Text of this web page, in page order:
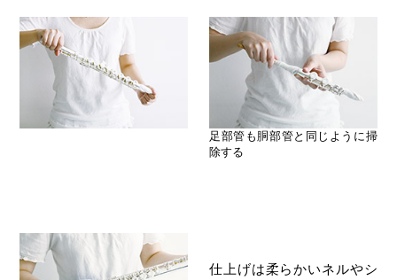
足部管も胴部管と同じように掃
除する
仕上げは柔らかいネルやシ